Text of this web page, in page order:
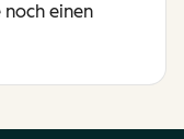
noch einen